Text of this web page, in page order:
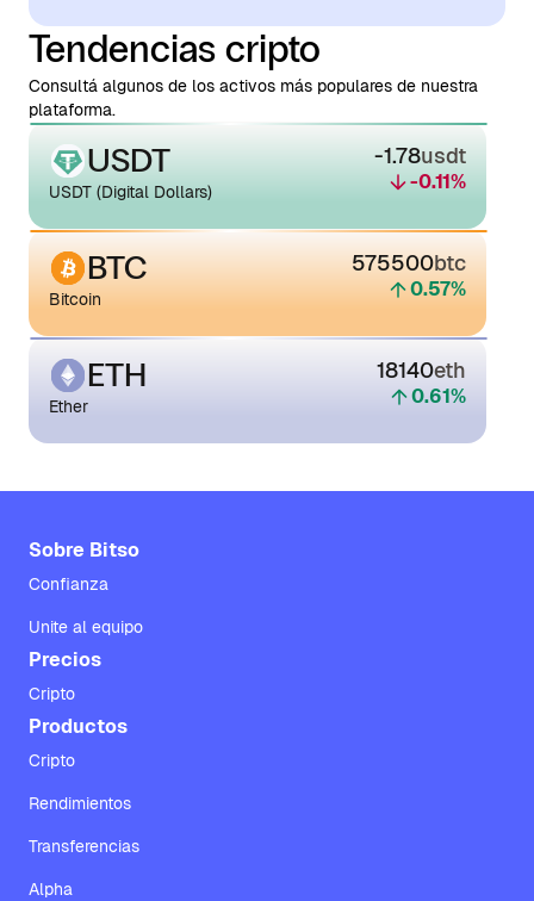
Tendencias cripto
Consultá algunos de los activos más populares de nuestra
plataforma.
USDT
USDT (Digital Dollars)
-1.78usdt
-0.11%
BTC
Bitcoin
575500btc
0.57%
ETH
Ether
18140eth
0.61%
Sobre Bitso
Confianza
Unite al equipo
Precios
Cripto
Productos
Cripto
Rendimientos
Transferencias
Alpha